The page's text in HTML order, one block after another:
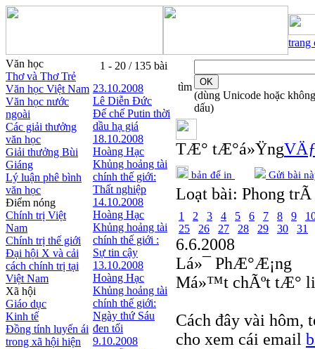
trang
Văn học
Thơ và Thơ Trẻ
Văn học Việt Nam
Văn học nước
ngoài
Các giải thưởng
văn học
Giải thưởng Bùi
Giáng
Lý luận phê bình
văn học
Điểm nóng
Chính trị Việt
Nam
Chính trị thế giới
Đại hội X và cải
cách chính trị tại
Việt Nam
Xã hội
Giáo dục
Kinh tế
Đồng tính luyến ái
trong xã hội hiện
1 - 20 / 135 bài
23.10.2008
Lê Diễn Đức
Đế chế Putin thời
dầu hạ giá
18.10.2008
Hoàng Hạc
Khủng hoảng tài
chính thế giới:
Thất nghiệp
14.10.2008
Hoàng Hạc
Khủng hoảng tài
chính thế giới :
Sự tin cậy
13.10.2008
Hoàng Hạc
Khủng hoảng tài
chính thế giới:
Ngày thứ Sáu
đen tối
9.10.2008
tìm
(dùng Unicode hoặc không
dấu)
TÆ° tÆ°á»Ÿng
bản để in Gửi bài
Loạt bài: Phong trÃ
1 2 3 4 5 6 7 8 9
25
26 27 28 29 30 31
6.6.2008
Lá»¯ PhÆ°Æ¡ng
Má»™t chÃºt tÆ°
Cách đây vài hôm,
cho xem cái email